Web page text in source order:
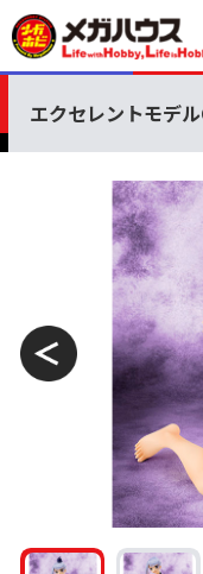
エクセレントモデ